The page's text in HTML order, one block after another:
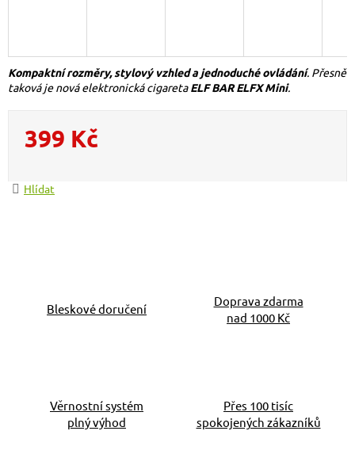
399 Kč
Kompaktní rozměry, stylový vzhled a jednoduché ovládání. Přesně
taková je nová elektronická cigaretaELF BAR ELFX Mini.
Hlídat
Bleskové doručení
Doprava zdarma
nad 1000 Kč
Věrnostní systém
plný výhod
Přes 100 tisíc
spokojených zákazníků